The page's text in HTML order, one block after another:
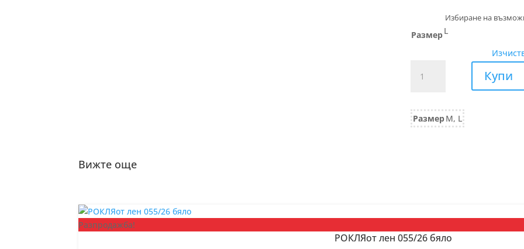
РазмерL
плетиво
Купи
РазмерM, L
Вижте още
Разпродажба!
РОКЛЯот лен 055/26 бяло